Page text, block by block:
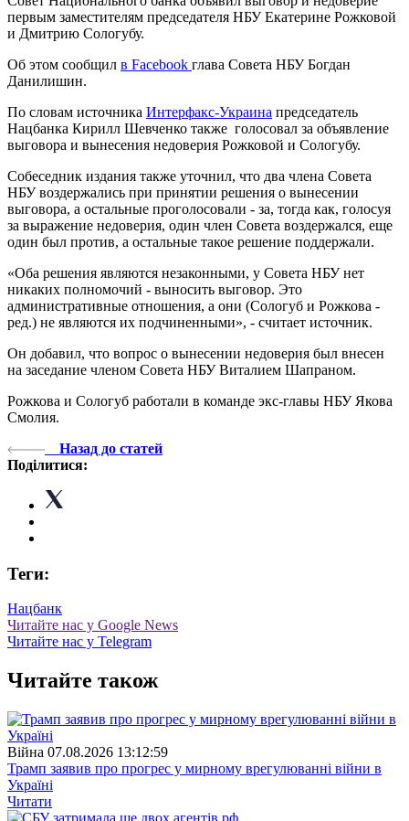
первым заместителям председателя НБУ Екатерине Рожковой
и Дмитрию Сологубу.
Об этом сообщил в Facebook глава Совета НБУ Богдан
Данилишин.
По словам источника Интерфакс-Украина председатель
Нацбанка Кирилл Шевченко также голосовал за объявление
выговора и вынесения недоверия Рожковой и Сологубу.
Собеседник издания также уточнил, что два члена Совета
НБУ воздержались при принятии решения о вынесении
выговора, а остальные проголосовали - за, тогда как, голосуя
за выражение недоверия, один член Совета воздержался, еще
один был против, а остальные такое решение поддержали.
«Оба решения являются незаконными, у Совета НБУ нет
никаких полномочий - выносить выговор. Это
административные отношения, а они (Сологуб и Рожкова -
ред.) не являются их подчиненными», - считает источник.
Он добавил, что вопрос о вынесении недоверия был внесен
на заседание членом Совета НБУ Виталием Шапраном.
Рожкова и Сологуб работали в команде экс-главы НБУ Якова
Смолия.
Назад до статей
Поділитися:
Теги:
Нацбанк
Читайте нас у Google News
Читайте нас у Telegram
Читайте також
Війна 07.08.2026 13:12:59
Трамп заявив про прогрес у мирному врегулюванні війни в
Україні
Читати